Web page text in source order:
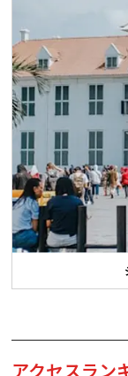
アクセスラン